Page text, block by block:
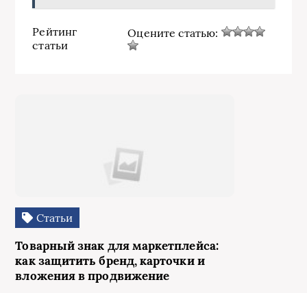
Рейтинг
статьи
Оцените статью:
Статьи
Товарный знак для маркетплейса:
как защитить бренд, карточки и
вложения в продвижение